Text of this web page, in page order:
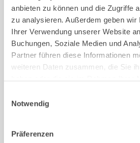
anbieten zu können und die Zugriffe
zu analysieren. Außerdem geben wir
Ihrer Verwendung unserer Website
Buchungen, Soziale Medien und
Partner führen diese Informationen
weiteren Daten zusammen, die Sie
challenges.cloudflare.com: Wir
Buchungssystem MEWS in
übermittelt. Cookies von
Notwendig
Präferenzen